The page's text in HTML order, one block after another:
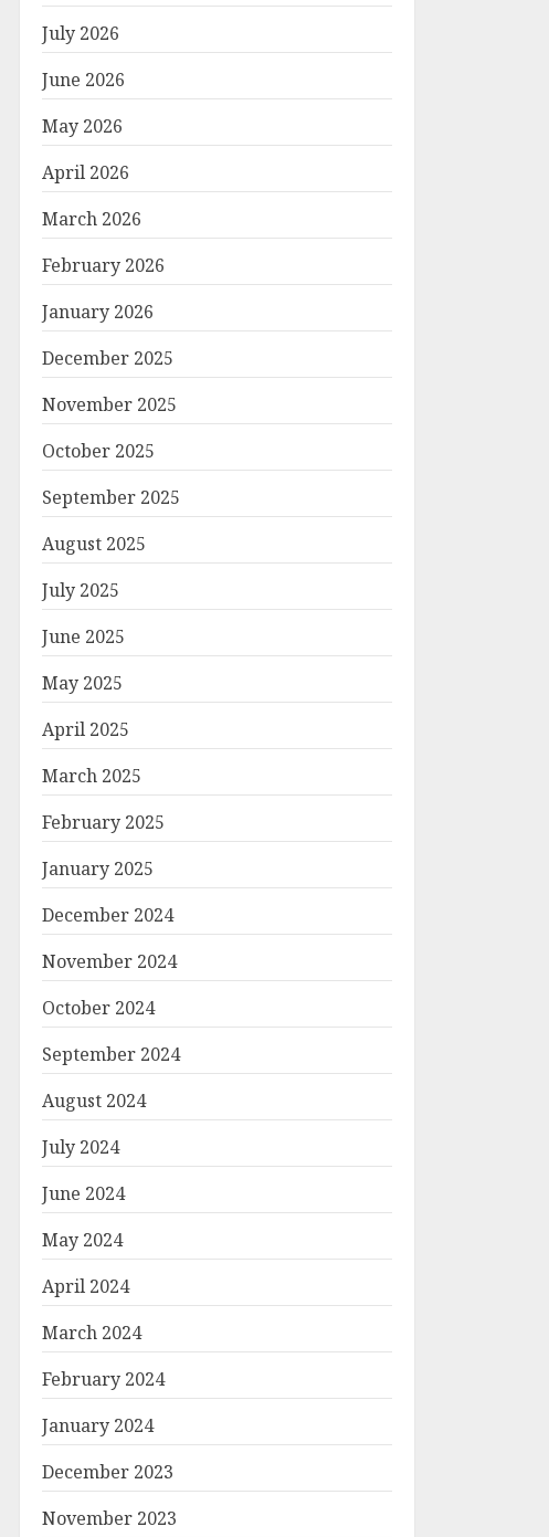
July 2026
June 2026
May 2026
April 2026
March 2026
February 2026
January 2026
December 2025
November 2025
October 2025
September 2025
August 2025
July 2025
June 2025
May 2025
April 2025
March 2025
February 2025
January 2025
December 2024
November 2024
October 2024
September 2024
August 2024
July 2024
June 2024
May 2024
April 2024
March 2024
February 2024
January 2024
December 2023
November 2023